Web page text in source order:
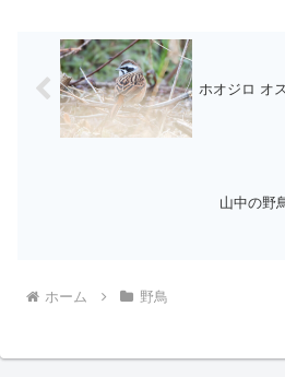
ホオジロ オ
山中の野
ホーム 野鳥